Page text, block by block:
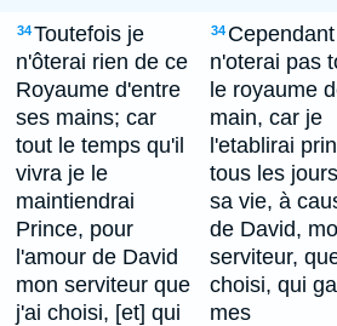
34Toutefois je
n'ôterai rien de ce
Royaume d'entre
ses mains; car
tout le temps qu'il
vivra je le
maintiendrai
Prince, pour
l'amour de David
mon serviteur que
j'ai choisi, [et] qui
34
n'oterai pas
le royaume
main, car je
l'etablirai
tous les
sa vie, à
de David,
serviteur,
choisi, qui
mes